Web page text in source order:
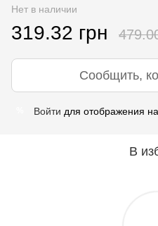
Нет в наличии
319.32 грн
Сообщить,
Войти для отображения
В